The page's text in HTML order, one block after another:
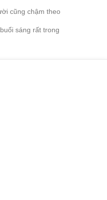
cũng chậm theo
sáng rất trong